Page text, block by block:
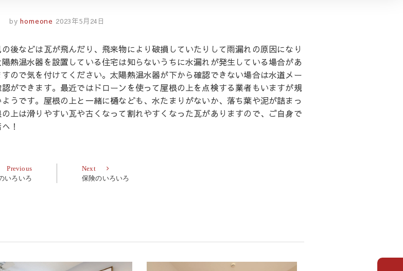
by homeone 2023年5月24日
後などは瓦が飛んだり、飛来物により破損していたりして雨漏れの原因になり
熱温水器を設置している住宅は知らないうちに水漏れが発生している場合があ
ので気を付けてください。太陽熱温水器が下から確認できない場合は水道メー
ができます。最近ではドローンを使って屋根の上を点検する業者もいますが規
うです。屋根の上と一緒に樋なども、水たまりがないか、落ち葉や泥が詰まっ
上は滑りやすい瓦や古くなって割れやすくなった瓦がありますので、ご自身で
！
PreviousPrevious
いろいろ
Next
post:
保険のいろいろ